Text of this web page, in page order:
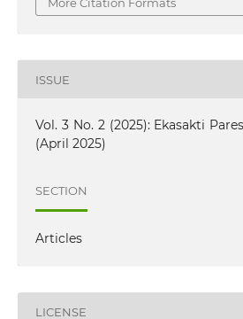
More Citation Formats
ISSUE
Vol. 3 No. 2 (2025): Ekasakti
(April 2025)
SECTION
Articles
LICENSE